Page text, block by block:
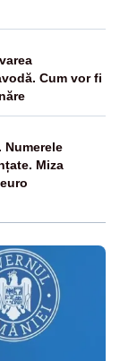
Cum vor fi
Numerele
Miza